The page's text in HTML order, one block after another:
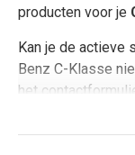
producten voor je
Kan je de actieve
Benz C-Klasse
het